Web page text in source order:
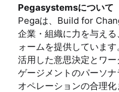
Pegasystemsについて
Pegaは、Build for
企業・組織に力を与え
ォームを提供していま
活用した意思決定とワ
ゲージメントのパーソナ
オペレーションの合理